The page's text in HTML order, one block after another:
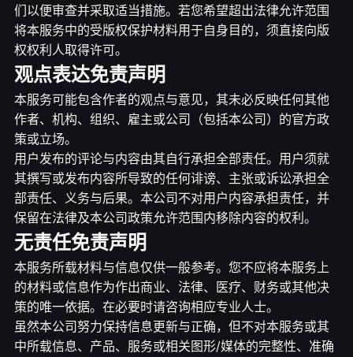
们以便审查并采取适当措施。若您希望超出法律允许范围
将本服务中的受版权保护材料用于自身目的，须直接向版
权权利人取得许可。
观点表达免责声明
本服务可能包含作者的观点与意见，其未必反映任何其他
作者、机构、组织、雇主或公司（包括本公司）的官方政
策或立场。
用户发布的评论与内容由其自行承担全部责任。用户须就
其撰写或发布内容所导致的任何诽谤、主张或诉讼承担全
部责任、义务与后果。本公司不对用户内容承担责任，并
保留在法律及本公司政策允许范围内移除内容的权利。
无责任免责声明
本服务所载材料与信息仅供一般参考。您不应将本服务上
的材料或信息作为作出商业、法律、医疗、财务或其他决
策的唯一依据。在必要时请咨询相应专业人士。
虽然本公司努力保持信息更新与正确，但不对本服务或其
中所载信息、产品、服务或相关图形/媒体的完整性、准确